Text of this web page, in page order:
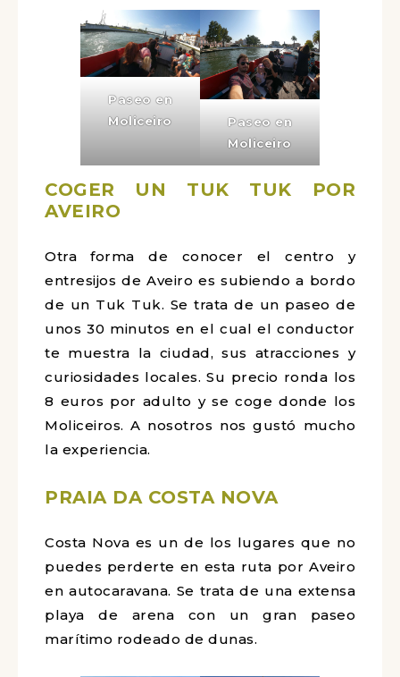
Paseo en
Moliceiro
Paseo en
Moliceiro
COGER UN TUK TUK POR
AVEIRO
Otra forma de conocer el centro y
entresijos de Aveiro es subiendo a bordo
de un Tuk Tuk. Se trata de un paseo de
unos 30 minutos en el cual el conductor
te muestra la ciudad, sus atracciones y
curiosidades locales. Su precio ronda los
8 euros por adulto y se coge donde los
Moliceiros. A nosotros nos gustó mucho
la experiencia.
PRAIA DA COSTA NOVA
Costa Nova es un de los lugares que no
puedes perderte en esta ruta por Aveiro
en autocaravana. Se trata de una extensa
playa de arena con un gran paseo
marítimo rodeado de dunas.